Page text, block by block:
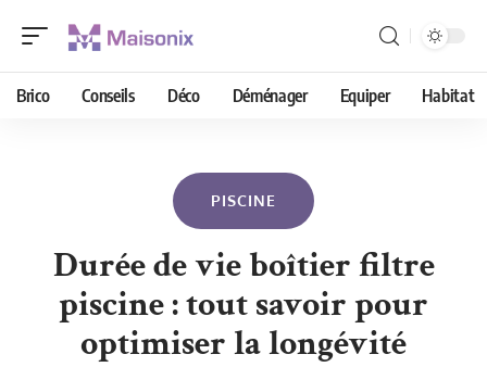
Brico Conseils Déco Déménager Equiper Habitat
PISCINE
Durée de vie boîtier filtre
piscine : tout savoir pour
optimiser la longévité